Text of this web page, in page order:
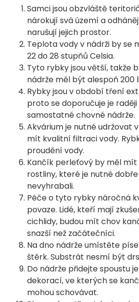
Samci jsou obzvláště
nárokují svá území a
narušují jejich prostor.
Teplota vody v nádrži by se
22 do 28 stupňů Celsia.
Tyto rybky jsou větší, takže
nádrže měl být alespoň 200
Rybky jsou v období tření
proto se doporučuje je
samostatné chovné nádrže.
Akvárium je nutné udržovat
mít kvalitní filtraci vody.
proudění vody.
Kančík perleťový by měl mít
rostliny, které je nutné
nevyhrabali.
Péče o tyto rybky náročná
povaze. Lidé, kteří mají
cichlidy, budou mít chov
snazší než začátečníci.
Na dno nádrže umístěte
štěrk. Substrát nesmí být
Do nádrže přidejte spoustu
dekorací, ve kterých se
mohou schovávat.